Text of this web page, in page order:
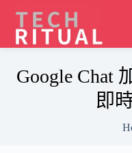
content
Google Chat
即